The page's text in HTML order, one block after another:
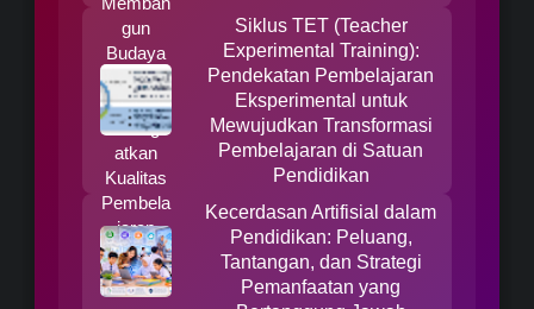
Siklus TET (Teacher
Experimental Training):
Pendekatan Pembelajaran
Eksperimental untuk
Mewujudkan Transformasi
Pembelajaran di Satuan
Pendidikan
Kecerdasan Artifisial dalam
Pendidikan: Peluang,
Tantangan, dan Strategi
Pemanfaatan yang